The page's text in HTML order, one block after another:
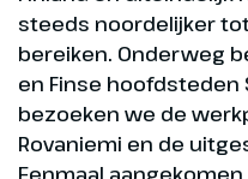
steeds noordelijker
bereiken. Onderweg
en Finse hoofdsteden
bezoeken we de
Rovaniemi en de
Eenmaal